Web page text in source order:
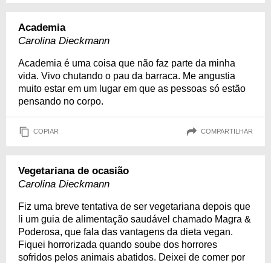
Academia
Carolina Dieckmann
Academia é uma coisa que não faz parte da minha
vida. Vivo chutando o pau da barraca. Me angustia
muito estar em um lugar em que as pessoas só estão
pensando no corpo.
COPIAR COMPARTILHAR
Vegetariana de ocasião
Carolina Dieckmann
Fiz uma breve tentativa de ser vegetariana depois que
li um guia de alimentação saudável chamado Magra &
Poderosa, que fala das vantagens da dieta vegan.
Fiquei horrorizada quando soube dos horrores
sofridos pelos animais abatidos. Deixei de comer por